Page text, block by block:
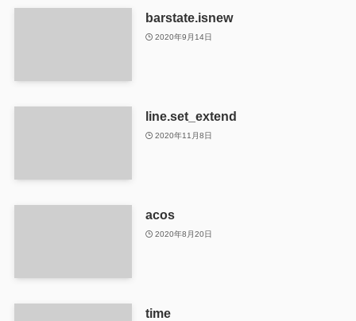
barstate.isnew
2020年9月14日
line.set_extend
2020年11月8日
acos
2020年8月20日
time